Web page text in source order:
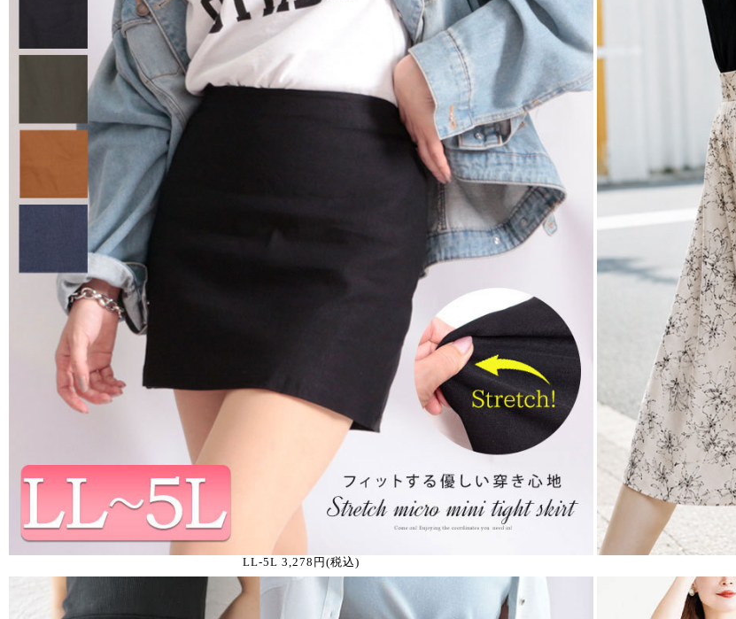
LL-5L 3,278円(税込)